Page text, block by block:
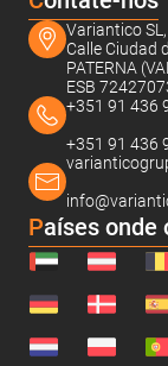
Variantico SL,
Calle Ciudad
PATERNA
ESB
+351 91 436
+351 91 436
Países